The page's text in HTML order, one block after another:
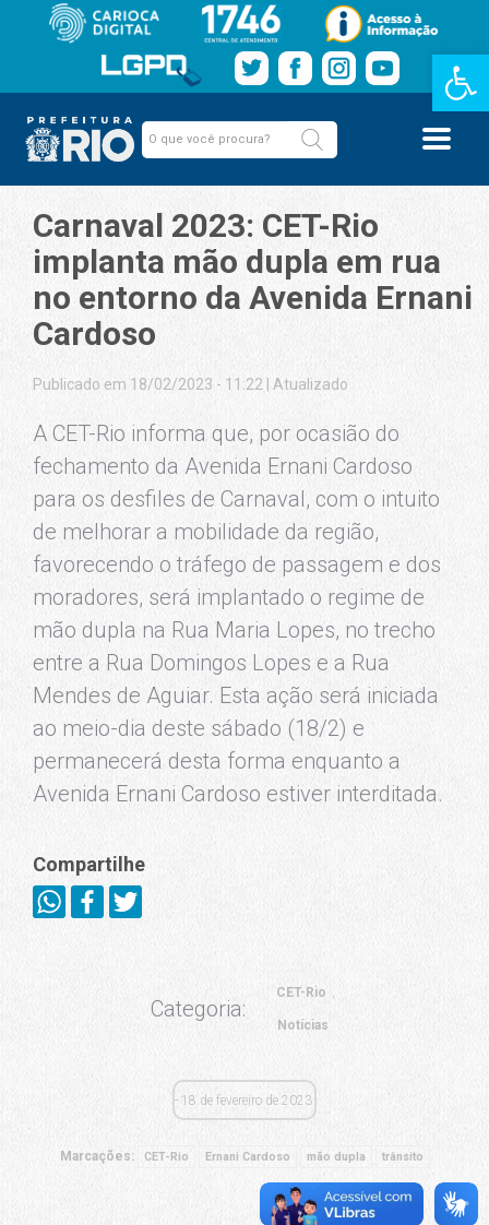
Barra de
Carnaval 2023: CET-Rio
implanta mão dupla em rua
no entorno da Avenida Ernani
Cardoso
Publicado em 18/02/2023 - 11:22 Atualizado
A CET-Rio informa que, por ocasião do
fechamento da Avenida Ernani Cardoso
para os desfiles de Carnaval, com o intuito
de melhorar a mobilidade da região,
favorecendo o tráfego de passagem e dos
moradores, será implantado o regime de
mão dupla na Rua Maria Lopes, no trecho
entre a Rua Domingos Lopes e a Rua
Mendes de Aguiar. Esta ação será iniciada
ao meio-dia deste sábado (18/2) e
permanecerá desta forma enquanto a
Avenida Ernani Cardoso estiver interditada.
Compartilhe
Categoria:
CET-Rio
Notícias
18 de fevereiro de 2023
Marcações: CET-Rio Ernani Cardoso mão dupla trânsito